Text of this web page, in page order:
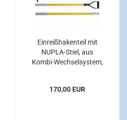
Einreißhakenteil mit
NUPLA-Stiel, aus
Kombi-Wechselsystem,
170,00 EUR